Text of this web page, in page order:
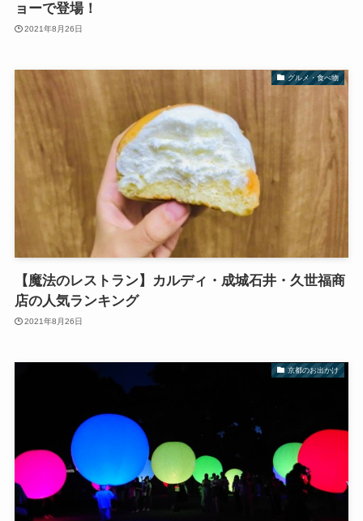
ョーで登場！
2021年8月26日
グルメ・食べ物
【魔法のレストラン】カルディ・成城石井・久世福商
店の人気ランキング
2021年8月26日
京都のお出かけ